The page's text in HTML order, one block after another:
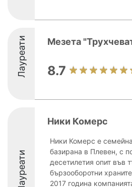
Лауреати Мезета
8.7
Лауреати
Ники Комерс
Ники Комерс е
базирана в Плевен, с
десетилетия опит във
бързооборотни
2017 година